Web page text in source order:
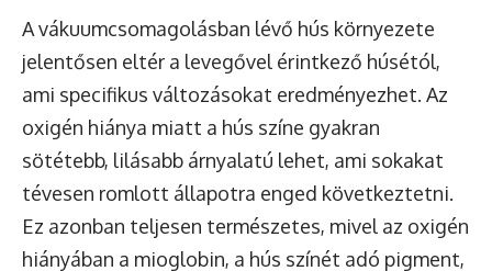
A vákuumcsomagolásban lévő hús környezete
jelentősen eltér a levegővel érintkező húsétól,
ami specifikus változásokat eredményezhet. Az
oxigén hiánya miatt a hús színe gyakran
sötétebb, lilásabb árnyalatú lehet, ami sokakat
tévesen romlott állapotra enged következtetni.
Ez azonban teljesen természetes, mivel az oxigén
hiányában a mioglobin, a hús színét adó pigment,